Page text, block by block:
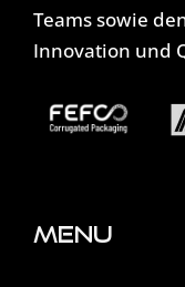
Teams sowie
Innovation und
Menu